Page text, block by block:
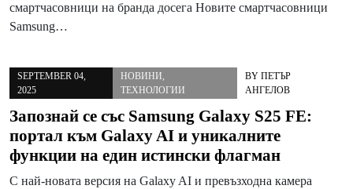
смартчасовници на бранда досега Новите смартчасовници
Samsung…
SEPTEMBER 04,
2025
НОВИНИ,
ТЕХНОЛОГИИ
BY ПЕТЪР
АНГЕЛОВ
Запознай се със Samsung Galaxy S25 FE:
портал към Galaxy AI и уникалните
функции на един истински флагман
С най-новата версия на Galaxy AI и превъзходна камера